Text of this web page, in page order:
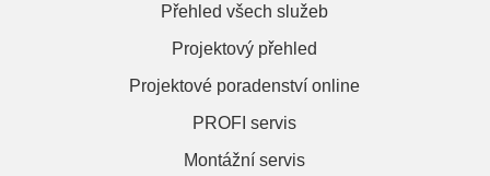
Přehled všech služeb
Projektový přehled
Projektové poradenství online
PROFI servis
Montážní servis